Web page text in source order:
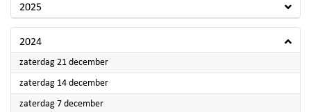
2025
2024
zaterdag 21 december2024
zaterdag 14 december2024
zaterdag 7 december2024